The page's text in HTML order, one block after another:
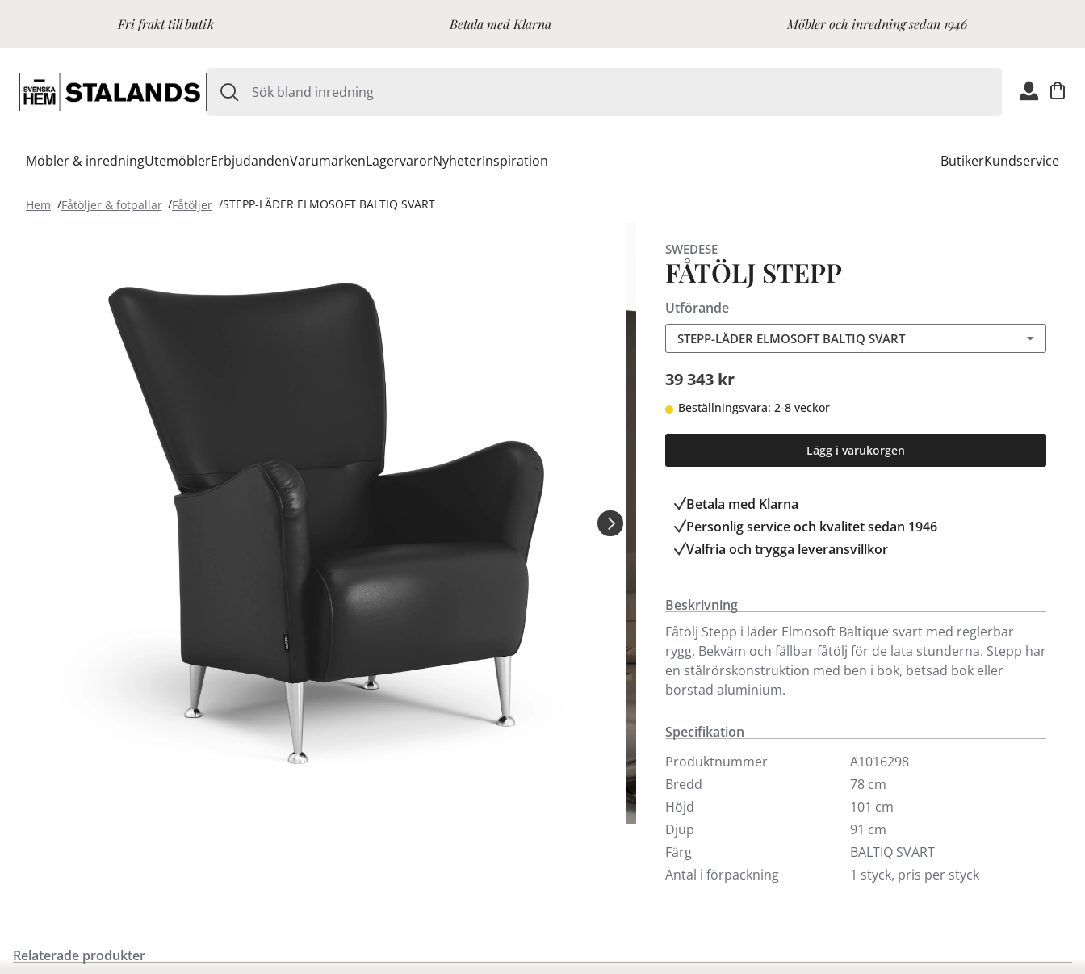
Fri frakt till butik Betala med Klarna Möbler och inredning sedan 1946
Möbler & inredningUtemöblerErbjudandenVarumärkenLagervarorNyheterInspiration ButikerKundservice
Hem Fåtöljer & fotpallar Fåtöljer STEPP-LÄDER ELMOSOFT BALTIQ SVART
SWEDESE
FÅTÖLJ STEPP
Utförande
STEPP-LÄDER ELMOSOFT BALTIQ SVART
39 343 kr
Beställningsvara: 2-8 veckor
Lägg i varukorgen
Betala med Klarna
Personlig service och kvalitet sedan 1946
Valfria och trygga leveransvillkor
Beskrivning
Fåtölj Stepp i läder Elmosoft Baltique svart med reglerbar
rygg. Bekväm och fällbar fåtölj för de lata stunderna. Stepp har
en stålrörskonstruktion med ben i bok, betsad bok eller
borstad aluminium.
Specifikation
Produktnummer
A1016298
Bredd
78 cm
Höjd
101 cm
Djup
91 cm
Färg
BALTIQ SVART
Antal i förpackning
1 styck, pris per styck
Relaterade produkter Finns i fler val (7) Finns i fler val (4) Finns i fler val (7)